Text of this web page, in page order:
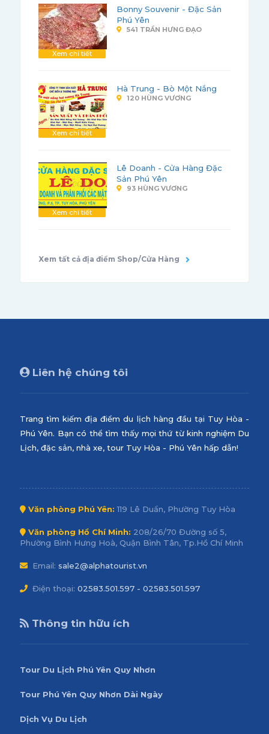
Xem chi tiết
Bonny Souvenir - Đặc Sản
Phú Yên
541 TRẦN HƯNG ĐẠO
Xem chi tiết
Hà Trung - Bò Một Nắng
120 HÙNG VƯƠNG
Xem chi tiết
Lê Doanh - Cửa Hàng Đặc
Sản Phú Yên
93 HÙNG VƯƠNG
Xem tất cả địa điểm Shop/Cửa Hàng
Liên hệ chúng tôi
Trang tìm kiếm địa điểm du lịch hàng đầu tại Tuy Hòa -
Phú Yên. Bạn có thể tìm thấy mọi thứ từ kinh nghiệm Du
Lịch, đặc sản, nhà xe, tour Tuy Hòa - Phú Yên hấp dẫn!
Văn phòng Phú Yên: 119 Lê Duẩn, Phường Tuy Hòa
Văn phòng Hồ Chí Minh: 208/26/70 Đường số 5,
Phường Bình Hưng Hoà, Quận Bình Tân, Tp.Hồ Chí Minh
Email: sale2@alphatourist.vn
Điện thoại: 02583.501.597 - 02583.501.597
Thông tin hữu ích
Tour Du Lịch Phú Yên Quy Nhơn
Tour Phú Yên Quy Nhơn Dài Ngày
Dịch Vụ Du Lịch